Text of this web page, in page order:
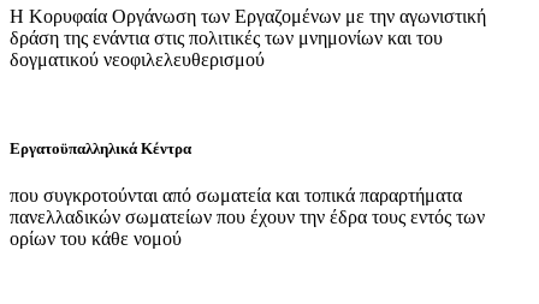
Η Κορυφαία Οργάνωση των Εργαζομένων με την αγωνιστική
δράση της ενάντια στις πολιτικές των μνημονίων και του
δογματικού νεοφιλελευθερισμού
Εργατοϋπαλληλικά Κέντρα
που συγκροτούνται από σωματεία και τοπικά παραρτήματα
πανελλαδικών σωματείων που έχουν την έδρα τους εντός των
ορίων του κάθε νομού